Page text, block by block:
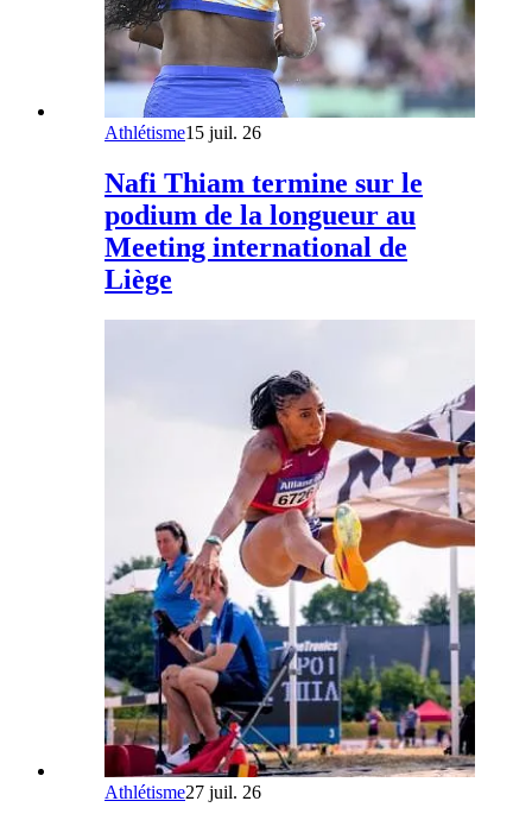
Athlétisme15 juil. 26
Nafi Thiam termine sur le
podium de la longueur au
Meeting international de
Liège
Athlétisme27 juil. 26